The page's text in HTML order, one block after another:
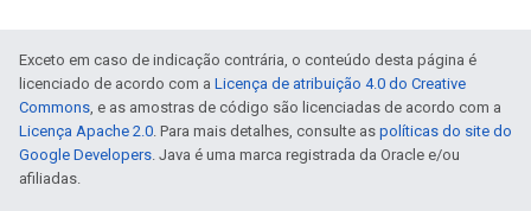
Exceto em caso de indicação contrária, o conteúdo desta página é
licenciado de acordo com a Licença de atribuição 4.0 do Creative
Commons, e as amostras de código são licenciadas de acordo com a
Licença Apache 2.0. Para mais detalhes, consulte as políticas do site do
Google Developers. Java é uma marca registrada da Oracle e/ou
afiliadas.